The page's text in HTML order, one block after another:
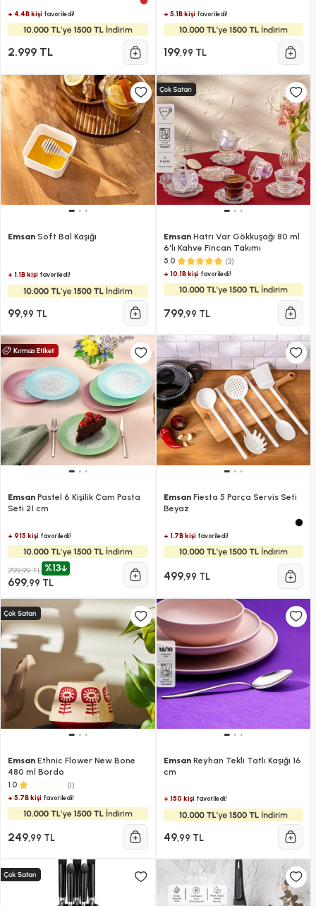
+ 4.4B kişi favoriledi!
2.999 TL
+ 5.1B kişifavoriledi!
199,99 TL
Emsan Soft Bal Kaşığı
+ 1.1B kişi favoriledi!
99,99 TL
EmsanHatrı Var Gökkuşağı 80 ml
6'lı Kahve Fincan Takımı
5.0 (3)
+ 10.1B kişifavoriledi!
799,99 TL
Emsan Pastel 6 Kişilik Cam Pasta
Seti 21 cm
+ 915 kişi favoriledi!
799,99 TL %13
699,99 TL
EmsanFiesta 5 Parça Servis Seti
Beyaz
+ 1.7B kişifavoriledi!
499,99 TL
Emsan Ethnic Flower New Bone
480 ml Bordo
1.0 (1)
+ 5.7B kişi favoriledi!
249,99 TL
EmsanReyhan Tekli Tatlı Kaşığı 16
cm
+ 150 kişifavoriledi!
49,99 TL